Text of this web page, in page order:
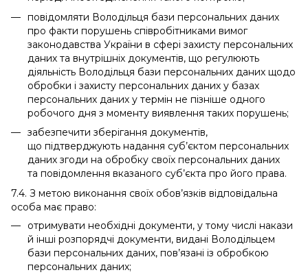
повідомляти Володільця бази персональних даних
про факти порушень співробітниками вимог
законодавства України в сфері захисту персональних
даних та внутрішніх документів, що регулюють
діяльність Володільця бази персональних даних щодо
обробки і захисту персональних даних у базах
персональних даних у термін не пізніше одного
робочого дня з моменту виявлення таких порушень;
забезпечити зберігання документів,
що підтверджують надання суб’єктом персональних
даних згоди на обробку своїх персональних даних
та повідомлення вказаного суб’єкта про його права.
7.4. З метою виконання своїх обов’язків відповідальна
особа має право:
отримувати необхідні документи, у тому числі накази
й інші розпорядчі документи, видані Володільцем
бази персональних даних, пов’язані із обробкою
персональних даних;